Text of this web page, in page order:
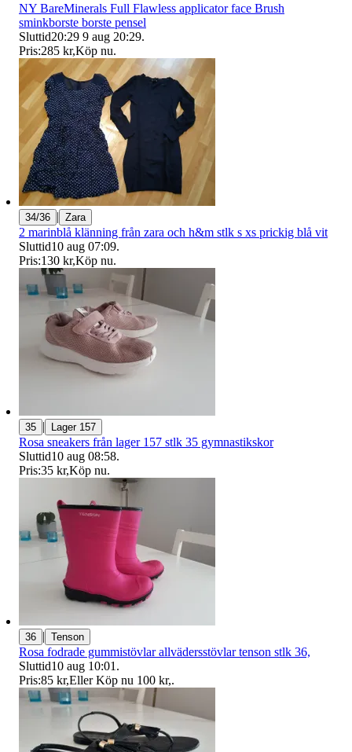
NY BareMinerals Full Flawless applicator face Brush
sminkborste borste pensel
Sluttid20:29 9 aug 20:29.
Pris:285 kr,Köp nu.
34/36 | Zara
2 marinblå klänning från zara och h&m stlk s xs prickig blå vit
Sluttid10 aug 07:09.
Pris:130 kr,Köp nu.
35 | Lager 157
Rosa sneakers från lager 157 stlk 35 gymnastikskor
Sluttid10 aug 08:58.
Pris:35 kr,Köp nu.
36 | Tenson
Rosa fodrade gummistövlar allvädersstövlar tenson stlk 36,
Sluttid10 aug 10:01 .
Pris:85 kr,Eller Köp nu 100 kr,.